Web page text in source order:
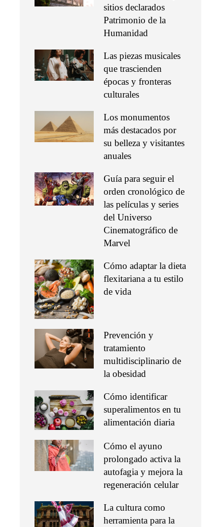
sitios declarados
Patrimonio de la
Humanidad
Las piezas musicales
que trascienden
épocas y fronteras
culturales
Los monumentos
más destacados por
su belleza y visitantes
anuales
Guía para seguir el
orden cronológico de
las películas y series
del Universo
Cinematográfico de
Marvel
Cómo adaptar la dieta
flexitariana a tu estilo
de vida
Prevención y
tratamiento
multidisciplinario de
la obesidad
Cómo identificar
superalimentos en tu
alimentación diaria
Cómo el ayuno
prolongado activa la
autofagia y mejora la
regeneración celular
La cultura como
herramienta para la